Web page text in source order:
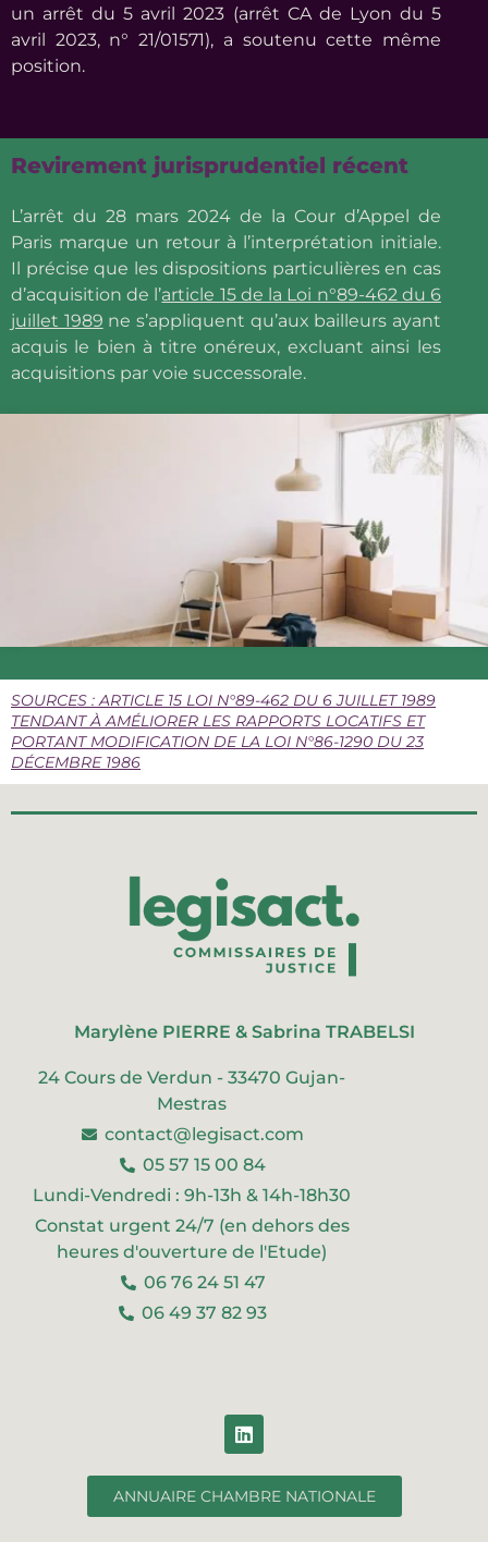
un arrêt du 5 avril 2023 (arrêt CA de Lyon du 5
avril 2023, n° 21/01571), a soutenu cette même
position.
Revirement jurisprudentiel récent
L’arrêt du 28 mars 2024 de la Cour d’Appel de
Paris marque un retour à l’interprétation initiale.
Il précise que les dispositions particulières en cas
d’acquisition de l’article 15 de la Loi n°89-462 du 6
juillet 1989 ne s’appliquent qu’aux bailleurs ayant
acquis le bien à titre onéreux, excluant ainsi les
acquisitions par voie successorale.
SOURCES : ARTICLE 15 LOI N°89-462 DU 6 JUILLET 1989
TENDANT À AMÉLIORER LES RAPPORTS LOCATIFS ET
PORTANT MODIFICATION DE LA LOI N°86-1290 DU 23
DÉCEMBRE 1986
Marylène PIERRE & Sabrina TRABELSI
24 Cours de Verdun - 33470 Gujan-
Mestras
contact@legisact.com
05 57 15 00 84
Lundi-Vendredi : 9h-13h & 14h-18h30
Constat urgent 24/7 (en dehors des
heures d'ouverture de l'Etude)
06 76 24 51 47
06 49 37 82 93
ANNUAIRE CHAMBRE NATIONALE